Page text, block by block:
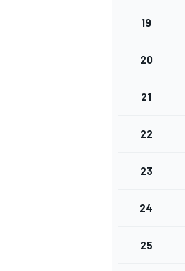
19
20
21
22
23
24
25